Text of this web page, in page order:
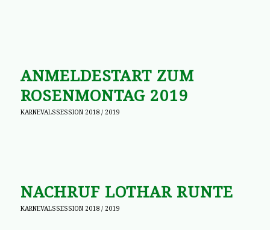
ANMELDESTART ZUM
ROSENMONTAG 2019
KARNEVALSSESSION 2018 / 2019
NACHRUF LOTHAR RUNTE
KARNEVALSSESSION 2018 / 2019